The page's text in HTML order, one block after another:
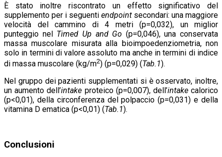
È stato inoltre riscontrato un effetto significativo del
supplemento per i seguenti endpoint secondari: una maggiore
velocità del cammino di 4 metri (p=0,032), un miglior
punteggio nel Timed Up and Go (p=0,046), una conservata
massa muscolare misurata alla bioimpoedenziometria, non
solo in termini di valore assoluto ma anche in termini di indice
di massa muscolare (kg/m2) (p=0,029) (Tab.1).
Nel gruppo dei pazienti supplementati si è osservato, inoltre,
un aumento dell’intake proteico (p=0,007), dell’intakecalorico
(p<0,01), della circonferenza del polpaccio (p=0,031) e della
vitamina D ematica (p<0,01) (Tab.1).
Conclusioni